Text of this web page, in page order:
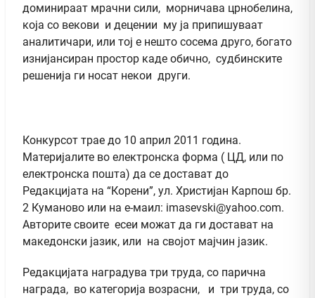
доминираат мрачни сили, морничава црнобелина,
која со векови и децении му ја припишуваат
аналитичари, или тој е нешто сосема друго, богато
изнијансиран простор каде обично, судбинските
решенија ги носат некои други.
Конкурсот трае до 10 април 2011 година.
Материјалите во електронска форма ( ЦД, или по
електронска пошта) да се достават до
Редакцијата на “Корени”, ул. Христијан Карпош бр.
2 Куманово или на е-маил: imasevski@yahoo.com.
Авторите своите есеи можат да ги достават на
македонски јазик, или на својот мајчин јазик.
Редакцијата наградува три труда, со парична
награда, во категорија возрасни, и три труда, со